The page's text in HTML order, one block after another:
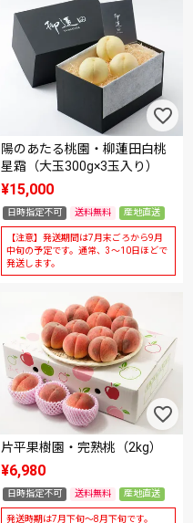
陽のあたる桃園・柳蓮田白桃
星霜（大玉300g×3玉入り）
¥15,000
日時指定不可 送料無料 産地直送
【注意】発送期間は7月末ごろから9月
中旬の予定です。通常、3～10日ほどで
発送します。
片平果樹園・完熟桃（2kg）
¥6,980
日時指定不可 送料無料 産地直送
発送時期は7月下旬～8月下旬です。